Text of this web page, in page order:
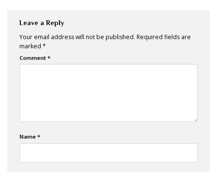
Leave a Reply
Your email address will not be published. Required fields are
marked *
Comment *
Name *